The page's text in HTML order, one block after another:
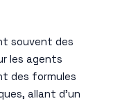
souvent des
les agents
des formules
allant d’un